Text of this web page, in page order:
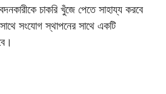
চাকরি খুঁজে পেতে সাহায্য করবে
সংযোগ স্থাপনের সাথে একটি